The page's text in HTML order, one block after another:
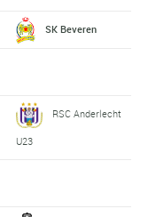
SK Beveren
RSC Anderlecht
U23